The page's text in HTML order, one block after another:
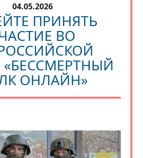
04.05.2026
ПРИНЯТЬ
ВО
ОНЛАЙН»